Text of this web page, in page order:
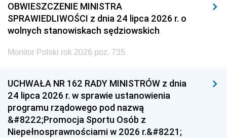
OBWIESZCZENIE MINISTRA
SPRAWIEDLIWOŚCI z dnia 24 lipca 2026 r. o
wolnych stanowiskach sędziowskich
Monitor Polski rok 2026 poz. 735
UCHWAŁA NR 162 RADY MINISTRÓW z dnia
24 lipca 2026 r. w sprawie ustanowienia
programu rządowego pod nazwą
&#8222;Promocja Sportu Osób z
Niepełnosprawnościami w 2026 r.&#8221;